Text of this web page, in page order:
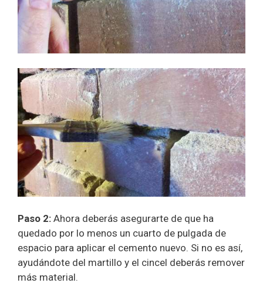
Paso 2: Ahora deberás asegurarte de que ha
quedado por lo menos un cuarto de pulgada de
espacio para aplicar el cemento nuevo. Si no es así,
ayudándote del martillo y el cincel deberás remover
más material.